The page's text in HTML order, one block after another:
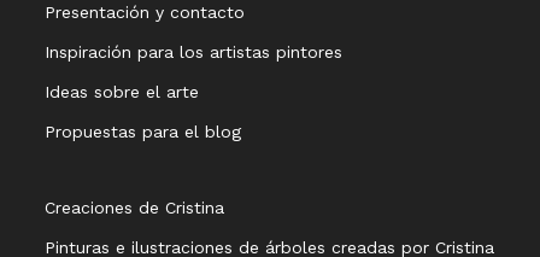
Presentación y contacto
Inspiración para los artistas pintores
Ideas sobre el arte
Propuestas para el blog
Creaciones de Cristina
Pinturas e ilustraciones de árboles creadas por Cristina